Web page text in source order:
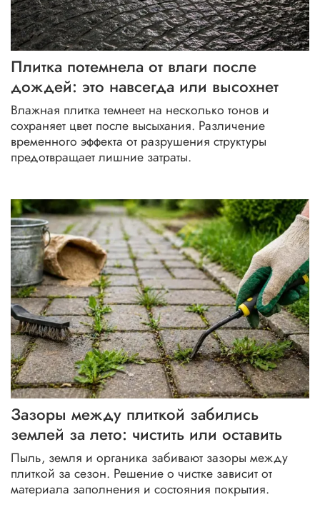
Плитка потемнела от влаги после
дождей: это навсегда или высохнет
Влажная плитка темнеет на несколько тонов и
сохраняет цвет после высыхания. Различение
временного эффекта от разрушения структуры
предотвращает лишние затраты.
Зазоры между плиткой забились
землей за лето: чистить или оставить
Пыль, земля и органика забивают зазоры между
плиткой за сезон. Решение о чистке зависит от
материала заполнения и состояния покрытия.